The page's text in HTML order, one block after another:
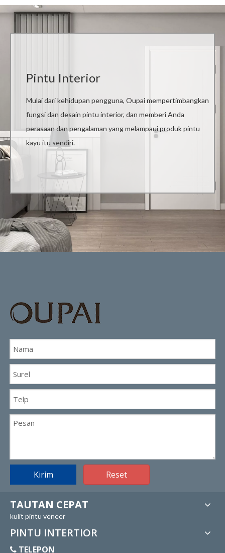
Pintu Interior
Mulai dari kehidupan pengguna, Oupai mempertimbangkan
fungsi dan desain pintu interior, dan memberi Anda
perasaan dan pengalaman yang melampaui produk pintu
kayu itu sendiri.
Kirim Reset
TAUTAN CEPAT
kulit pintu veneer
PINTU INTERTIOR
 TELEPON